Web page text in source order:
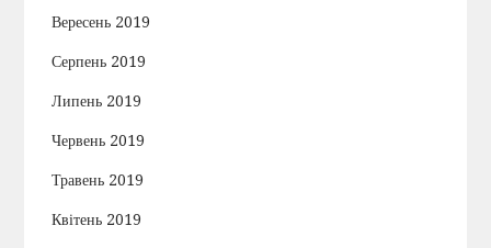
Вересень 2019
Серпень 2019
Липень 2019
Червень 2019
Травень 2019
Квітень 2019